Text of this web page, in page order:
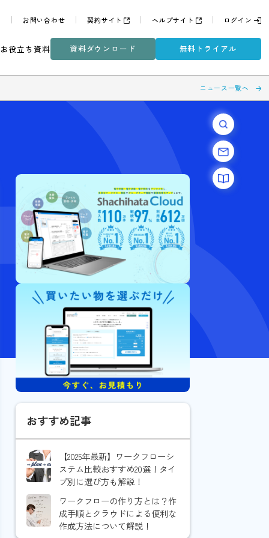
よくある質問 お問い合わせ 契約サイト ヘルプサ
ナーDXコラム お役立ち資料 資料ダウンロード
おすすめ記事
【2025年最新】ワークフローシ
ステム比較おすすめ20選！タイ
プ別に選び方も解説！